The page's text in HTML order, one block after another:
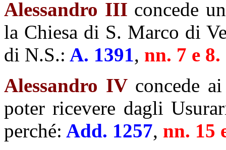
Alessandro III concede
la Chiesa di S. Marco di
di N.S.: A. 1391, nn. 7 e 8.
Alessandro IVconcede
poter ricevere dagli
perché: Add. 1257, nn. 15